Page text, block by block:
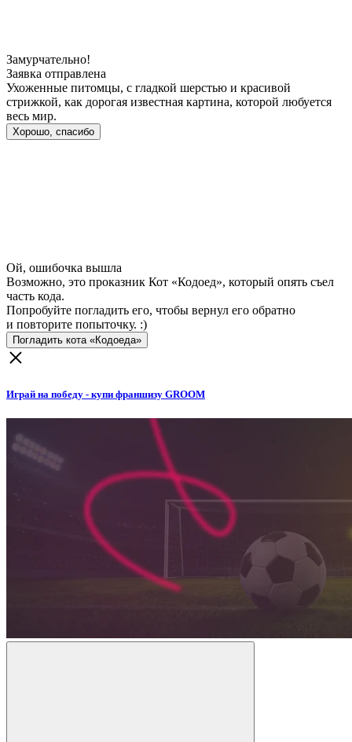
Замурчательно!
Заявка отправлена
Ухоженные питомцы, с гладкой шерстью и красивой
стрижкой, как дорогая известная картина, которой любуется
весь мир.
Хорошо, спасибо
Ой, ошибочка вышла
Возможно, это проказник Кот «Кодоед», который опять съел
часть кода.
Попробуйте погладить его, чтобы вернул его обратно
и повторите попыточку. :)
Погладить кота «Кодоеда»
Играй на победу - купи франшизу GROOM